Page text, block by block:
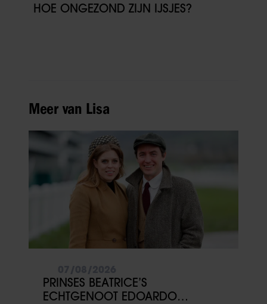
HOE ONGEZOND ZIJN IJSJES?
Meer van Lisa
PRINSES BEATRICE’S
ECHTGENOOT EDOARDO